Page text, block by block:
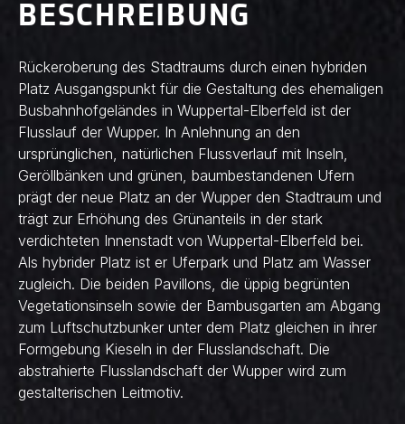
BESCHREIBUNG
Rückeroberung des Stadtraums durch einen hybriden
Platz Ausgangspunkt für die Gestaltung des ehemaligen
Busbahnhofgeländes in Wuppertal-Elberfeld ist der
Flusslauf der Wupper. In Anlehnung an den
ursprünglichen, natürlichen Flussverlauf mit Inseln,
Geröllbänken und grünen, baumbestandenen Ufern
prägt der neue Platz an der Wupper den Stadtraum und
trägt zur Erhöhung des Grünanteils in der stark
verdichteten Innenstadt von Wuppertal-Elberfeld bei.
Als hybrider Platz ist er Uferpark und Platz am Wasser
zugleich. Die beiden Pavillons, die üppig begrünten
Vegetationsinseln sowie der Bambusgarten am Abgang
zum Luftschutzbunker unter dem Platz gleichen in ihrer
Formgebung Kieseln in der Flusslandschaft. Die
abstrahierte Flusslandschaft der Wupper wird zum
gestalterischen Leitmotiv.